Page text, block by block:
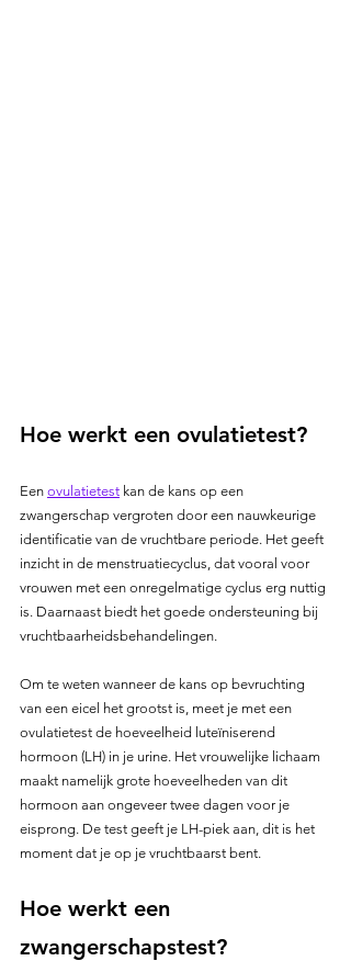
Hoe werkt een ovulatietest?
Een ovulatietest kan de kans op een
zwangerschap vergroten door een nauwkeurige
identificatie van de vruchtbare periode. Het geeft
inzicht in de menstruatiecyclus, dat vooral voor
vrouwen met een onregelmatige cyclus erg nuttig
is. Daarnaast biedt het goede ondersteuning bij
vruchtbaarheidsbehandelingen.
Om te weten wanneer de kans op bevruchting
van een eicel het grootst is, meet je met een
ovulatietest de hoeveelheid luteïniserend
hormoon (LH) in je urine. Het vrouwelijke lichaam
maakt namelijk grote hoeveelheden van dit
hormoon aan ongeveer twee dagen voor je
eisprong. De test geeft je LH-piek aan, dit is het
moment dat je op je vruchtbaarst bent.
Hoe werkt een
zwangerschapstest?